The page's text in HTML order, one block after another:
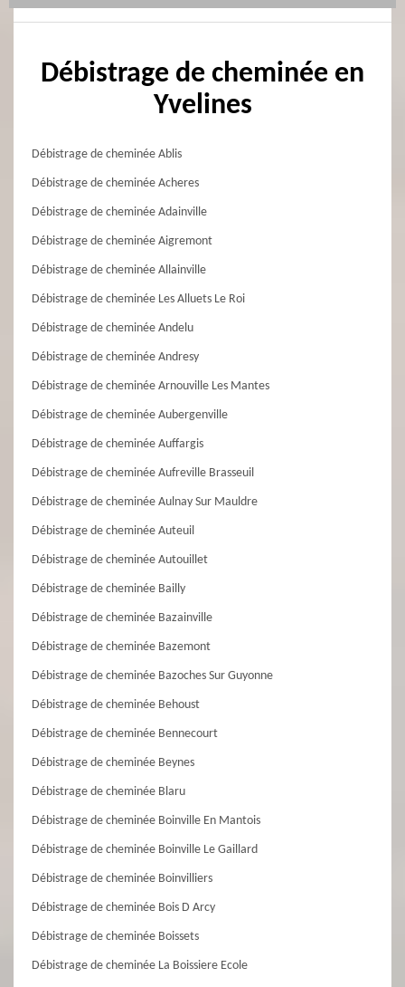
Débistrage de cheminée en
Yvelines
Débistrage de cheminée Ablis
Débistrage de cheminée Acheres
Débistrage de cheminée Adainville
Débistrage de cheminée Aigremont
Débistrage de cheminée Allainville
Débistrage de cheminée Les Alluets Le Roi
Débistrage de cheminée Andelu
Débistrage de cheminée Andresy
Débistrage de cheminée Arnouville Les Mantes
Débistrage de cheminée Aubergenville
Débistrage de cheminée Auffargis
Débistrage de cheminée Aufreville Brasseuil
Débistrage de cheminée Aulnay Sur Mauldre
Débistrage de cheminée Auteuil
Débistrage de cheminée Autouillet
Débistrage de cheminée Bailly
Débistrage de cheminée Bazainville
Débistrage de cheminée Bazemont
Débistrage de cheminée Bazoches Sur Guyonne
Débistrage de cheminée Behoust
Débistrage de cheminée Bennecourt
Débistrage de cheminée Beynes
Débistrage de cheminée Blaru
Débistrage de cheminée Boinville En Mantois
Débistrage de cheminée Boinville Le Gaillard
Débistrage de cheminée Boinvilliers
Débistrage de cheminée Bois D Arcy
Débistrage de cheminée Boissets
Débistrage de cheminée La Boissiere Ecole